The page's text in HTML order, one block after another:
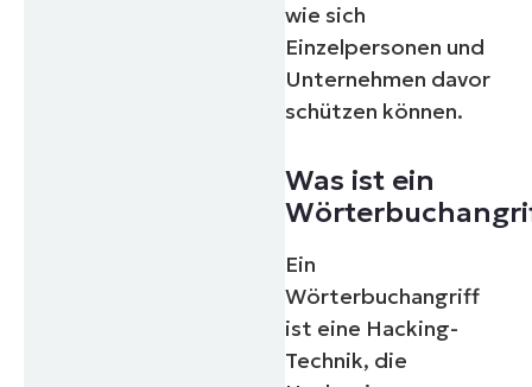
wie sich
Einzelpersonen und
Unternehmen davor
schützen können.
Was ist ein
Ein
Wörterbuchangriff
ist eine Hacking-
Technik, die